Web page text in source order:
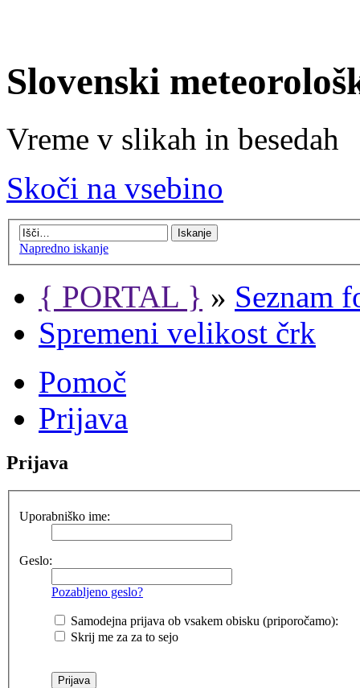
Slovenski
Vreme v slikah in besedah
Skoči na vsebino
Napredno iskanje
{ PORTAL } » Seznam
Spremeni velikost črk
Pomoč
Prijava
Prijava
Uporabniško ime:
Geslo:
Pozabljeno geslo?
Samodejna prijava ob vsakem obisku (priporočamo):
Skrij me za za to sejo